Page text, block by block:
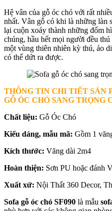
Hệ vân của gỗ óc chó với rất
nhất. Vân gỗ có khi là những làn
lại cuộn xoáy thành những đốm
chúng, hầu hết mọi người đều
một vùng thiên nhiên kỳ thú, ảo
có thể dứt ra được.
THÔNG TIN CHI TIẾT SẢN
GỖ ÓC CHÓ SANG TRỌNG
Chất liệu: Gỗ Óc Chó
Kiểu dáng, mẫu mã: Gồm 1
Kích thước: Văng dài 2m4
Hoàn thiện: Sơn PU hoặc đánh
Xuất xứ: Nội Thất 360 Decor,
Sofa gỗ óc chó SF090 là mẫu